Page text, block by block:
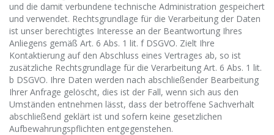
und die damit verbundene technische Administration gespeichert
und verwendet. Rechtsgrundlage für die Verarbeitung der Daten
ist unser berechtigtes Interesse an der Beantwortung Ihres
Anliegens gemäß Art. 6 Abs. 1 lit. f DSGVO. Zielt Ihre
Kontaktierung auf den Abschluss eines Vertrages ab, so ist
zusätzliche Rechtsgrundlage für die Verarbeitung Art. 6 Abs. 1 lit.
b DSGVO. Ihre Daten werden nach abschließender Bearbeitung
Ihrer Anfrage gelöscht, dies ist der Fall, wenn sich aus den
Umständen entnehmen lässt, dass der betroffene Sachverhalt
abschließend geklärt ist und sofern keine gesetzlichen
Aufbewahrungspflichten entgegenstehen.